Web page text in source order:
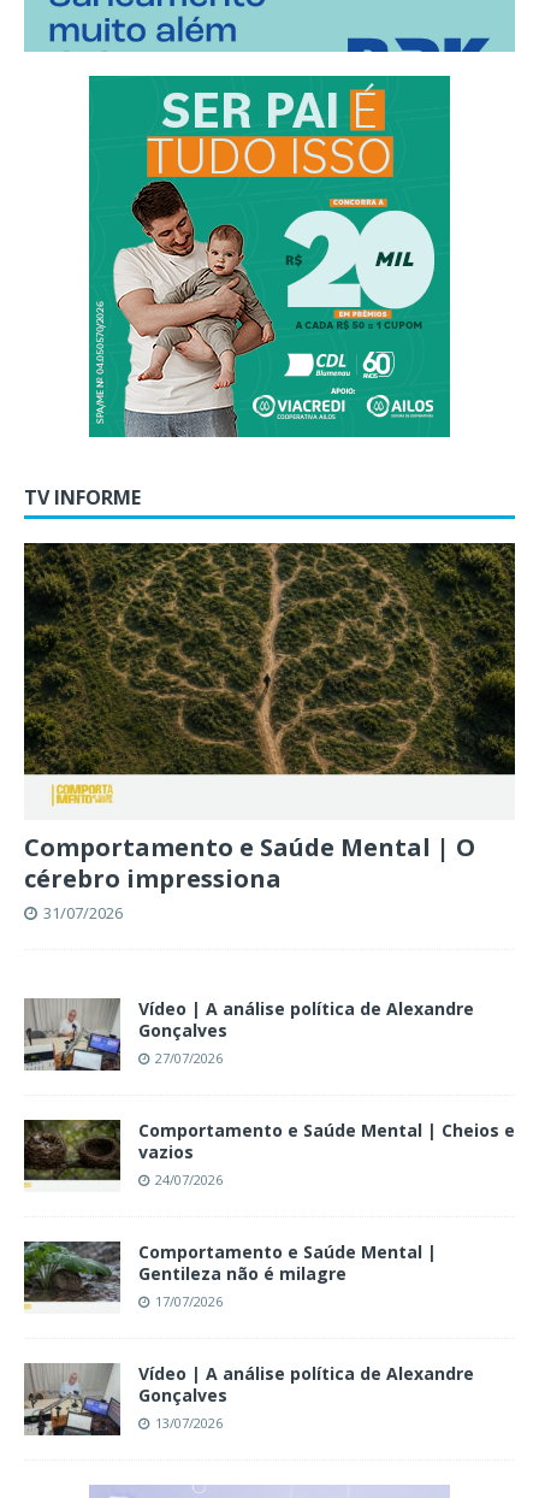
TV INFORME
Comportamento e Saúde Mental | O
cérebro impressiona
31/07/2026
Vídeo | A análise política de Alexandre
Gonçalves
27/07/2026
Comportamento e Saúde Mental | Cheios e
vazios
24/07/2026
Comportamento e Saúde Mental |
Gentileza não é milagre
17/07/2026
Vídeo | A análise política de Alexandre
Gonçalves
13/07/2026